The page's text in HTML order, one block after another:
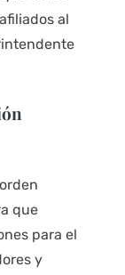
al
que
para el
y